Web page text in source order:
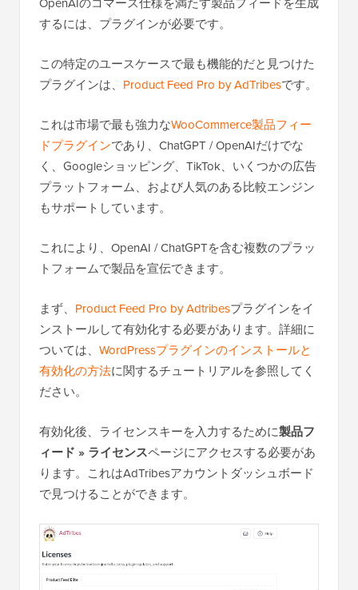
するには、プラグインが必要です。
この特定のユースケースで最も機能的だと見つけた
プラグインは、 Product Feed Pro by AdTribesです。
これは市場で最も強力なWooCommerce製品フィー
ドプラグインであり、ChatGPT / OpenAIだけでな
く、Googleショッピング、TikTok、いくつかの広告
プラットフォーム、および人気のある比較エンジン
もサポートしています。
これにより、OpenAI / ChatGPTを含む複数のプラッ
トフォームで製品を宣伝できます。
まず、 Product Feed Pro by Adtribesプラグインをイ
ンストールして有効化する必要があります。詳細に
ついては、 WordPressプラグインのインストールと
有効化の方法に関するチュートリアルを参照してく
ださい。
有効化後、ライセンスキーを入力するために製品フ
ィード » ライセンスページにアクセスする必要があ
ります。これはAdTribesアカウントダッシュボード
で見つけることができます。